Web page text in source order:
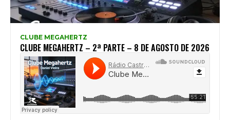
CLUBE MEGAHERTZ
CLUBE MEGAHERTZ – 2ª PARTE – 8 DE AGOSTO DE 2026